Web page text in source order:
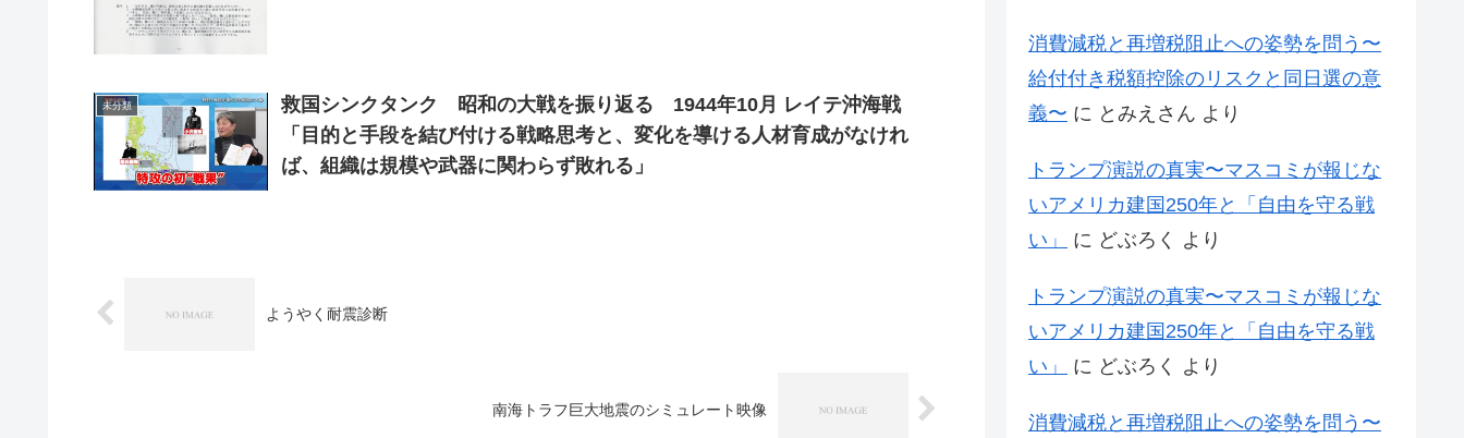
未分類
救国シンクタンク 昭和の大戦を振り返る 1944年10月 レイテ沖海戦
「目的と手段を結び付ける戦略思考と、変化を導ける人材育成がなけれ
ば、組織は規模や武器に関わらず敗れる」
ようやく耐震診断
南海トラフ巨大地震のシミュレート映像
消費減税と再増税阻止への姿勢を問う〜
給付付き税額控除のリスクと同日選の意
義〜 に とみえさん より
トランプ演説の真実〜マスコミが報じな
いアメリカ建国250年と「自由を守る戦
い」
に どぶろく より
トランプ演説の真実〜マスコミが報じな
いアメリカ建国250年と「自由を守る戦
い」
に どぶろく より
消費減税と再増税阻止への姿勢を問う〜